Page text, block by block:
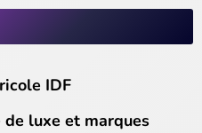
IDF
de luxe et marques